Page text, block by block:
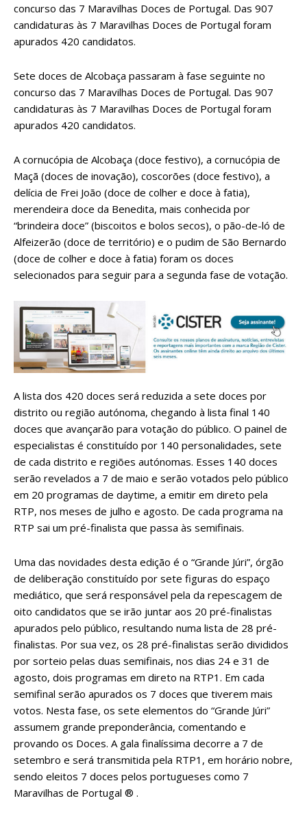
concurso das 7 Maravilhas Doces de Portugal. Das 907
candidaturas às 7 Maravilhas Doces de Portugal foram
apurados 420 candidatos.
Sete doces de Alcobaça passaram à fase seguinte no
concurso das 7 Maravilhas Doces de Portugal. Das 907
candidaturas às 7 Maravilhas Doces de Portugal foram
apurados 420 candidatos.
A cornucópia de Alcobaça (doce festivo), a cornucópia de
Maçã (doces de inovação), coscorões (doce festivo), a
delícia de Frei João (doce de colher e doce à fatia),
merendeira doce da Benedita, mais conhecida por
“brindeira doce” (biscoitos e bolos secos), o pão-de-ló de
Alfeizerão (doce de território) e o pudim de São Bernardo
(doce de colher e doce à fatia) foram os doces
selecionados para seguir para a segunda fase de votação.
A lista dos 420 doces será reduzida a sete doces por
distrito ou região autónoma, chegando à lista final 140
doces que avançarão para votação do público. O painel de
especialistas é constituído por 140 personalidades, sete
de cada distrito e regiões autónomas. Esses 140 doces
serão revelados a 7 de maio e serão votados pelo público
em 20 programas de daytime, a emitir em direto pela
RTP, nos meses de julho e agosto. De cada programa na
RTP sai um pré-finalista que passa às semifinais.
Uma das novidades desta edição é o “Grande Júri”, órgão
de deliberação constituído por sete figuras do espaço
mediático, que será responsável pela da repescagem de
oito candidatos que se irão juntar aos 20 pré-finalistas
apurados pelo público, resultando numa lista de 28 pré-
finalistas. Por sua vez, os 28 pré-finalistas serão divididos
por sorteio pelas duas semifinais, nos dias 24 e 31 de
agosto, dois programas em direto na RTP1. Em cada
semifinal serão apurados os 7 doces que tiverem mais
votos. Nesta fase, os sete elementos do “Grande Júri”
assumem grande preponderância, comentando e
provando os Doces. A gala finalíssima decorre a 7 de
setembro e será transmitida pela RTP1, em horário nobre,
sendo eleitos 7 doces pelos portugueses como 7
Maravilhas de Portugal ® .